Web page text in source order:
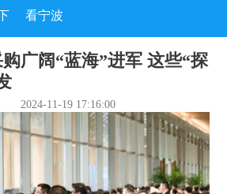
看宁波
广阔“蓝海”进军 这些“探
2024-11-19 17:16:00